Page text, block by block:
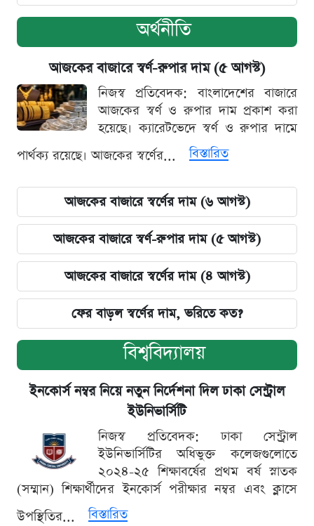
অর্থনীতি
আজকের বাজারে স্বর্ণ-রুপার দাম (৫ আগস্ট)
নিজস্ব প্রতিবেদক: বাংলাদেশের বাজারে
আজকের স্বর্ণ ও রুপার দাম প্রকাশ করা
হয়েছে। ক্যারেটভেদে স্বর্ণ ও রুপার দামে
পার্থক্য রয়েছে। আজকের স্বর্ণের...
বিস্তারিত
আজকের বাজারে স্বর্ণের দাম (৬ আগস্ট)
আজকের বাজারে স্বর্ণ-রুপার দাম (৫ আগস্ট)
আজকের বাজারে স্বর্ণের দাম (৪ আগস্ট)
ফের বাড়ল স্বর্ণের দাম, ভরিতে কত?
বিশ্ববিদ্যালয়
ইনকোর্স নম্বর নিয়ে নতুন নির্দেশনা দিল ঢাকা সেন্ট্রাল
ইউনিভার্সিটি
নিজস্ব প্রতিবেদক: ঢাকা সেন্ট্রাল
ইউনিভার্সিটির অধিভুক্ত কলেজগুলোতে
২০২৪-২৫ শিক্ষাবর্ষের প্রথম বর্ষ স্নাতক
(সম্মান) শিক্ষার্থীদের ইনকোর্স পরীক্ষার নম্বর এবং ক্লাসে
উপস্থিতির...
বিস্তারিত